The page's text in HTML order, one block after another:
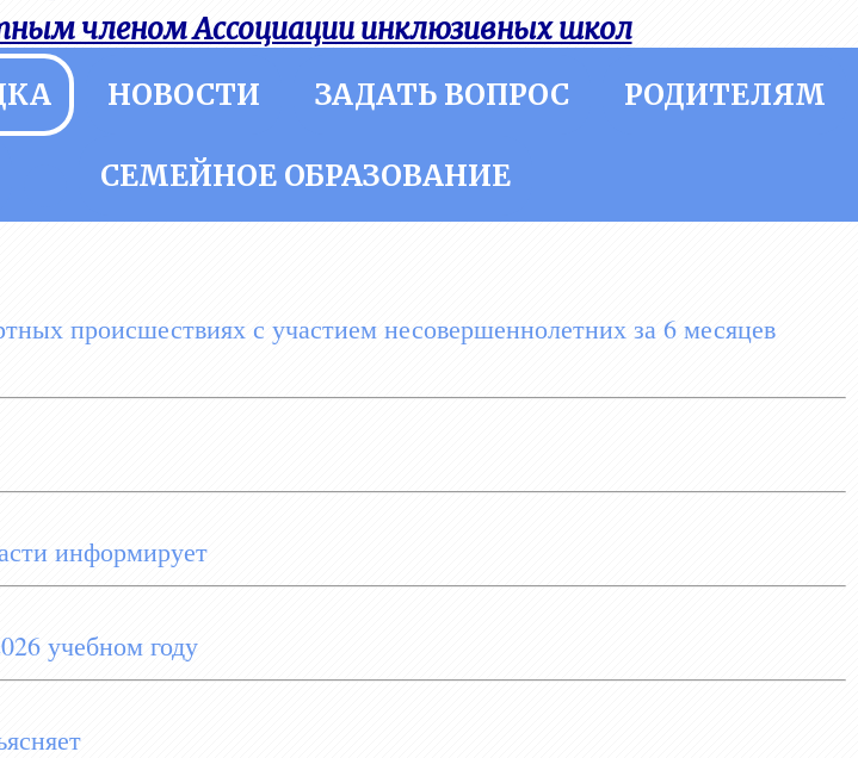
членом Ассоциации инклюзивных школ
НОВОСТИ ЗАДАТЬ ВОПРОС РОДИТЕЛЯМ
СЕМЕЙНОЕ ОБРАЗОВАНИЕ
происшествиях с участием несовершеннолетних за 6 месяцев
информирует
учебном году